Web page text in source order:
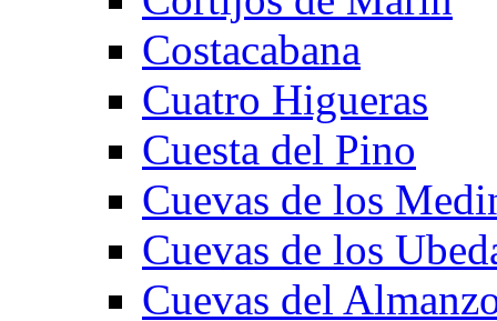
Costacabana
Cuatro Higueras
Cuesta del Pino
Cuevas de los
Cuevas de los
Cuevas del